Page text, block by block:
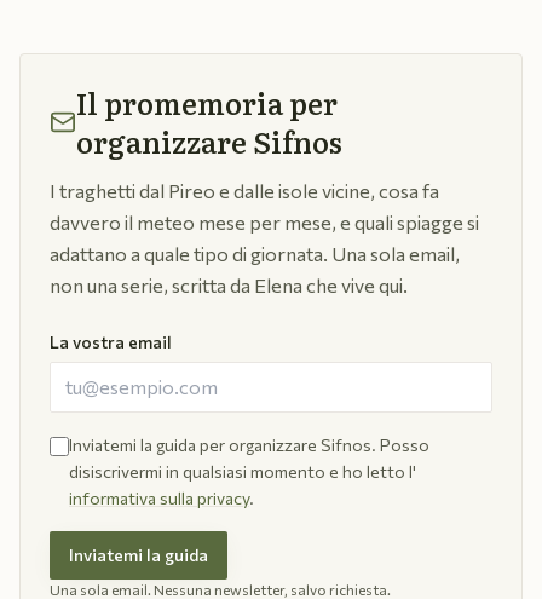
Il promemoria per
organizzare Sifnos
I traghetti dal Pireo e dalle isole vicine, cosa fa
davvero il meteo mese per mese, e quali spiagge si
adattano a quale tipo di giornata. Una sola email,
non una serie, scritta da Elena che vive qui.
La vostra email
Inviatemi la guida per organizzare Sifnos. Posso
disiscrivermi in qualsiasi momento e ho letto l'
informativa sulla privacy.
Inviatemi la guida
Una sola email. Nessuna newsletter, salvo richiesta.